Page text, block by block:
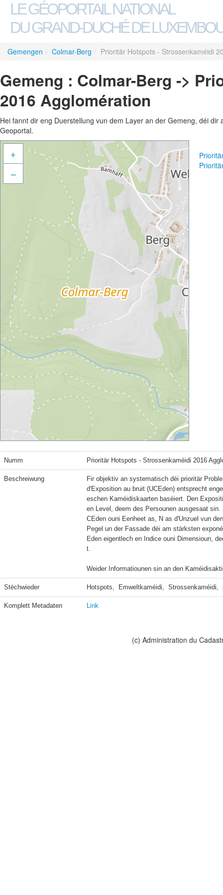
LE GÉOPORTAIL NATIONAL
DU GRAND-DUCHÉ DE
Gemengen / Colmar-Berg / Prioritär Hotspots - Strossenkaméidi
Gemeng : Colmar-Berg ->
2016 Agglomération
Hei fannt dir eng Duerstellung vun dem Layer an der Gemeng, déi
Geoportal.
+
–
Numm Prioritär Hotspots - Strossenkaméidi 2016
Beschreiwung
Fir objektiv an systematisch déi prioritär
d'Exposition au bruit (UCEden) entsprecht
eschen Kaméidiskaarten baséiert. Den
en Level, deem des Persounen ausgesaat
CEden ouni Eenheet as, N as d'Unzuel vun
Pegel un der Fassade déi am stärksten
Eden eigentlech en Indice ouni Dimensioun,
t.
Weider Informatiounen sin an den
Stëchwieder Hotspots,  Emweltkaméidi,  Strossenkaméidi,
Komplett Metadaten Link
(c) Administration du